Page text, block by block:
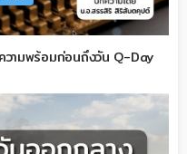
วามพร้อมก่อนถึงวัน Q-Day